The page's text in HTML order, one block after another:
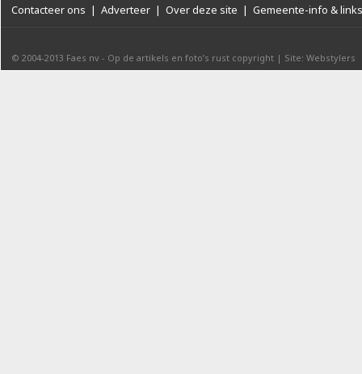
Contacteer ons | Adverteer | Over deze site | Gemeente-info & links
© 2004-2013 Faes nv - Op de artikels en foto’s rust copyright | Site: Webstylers